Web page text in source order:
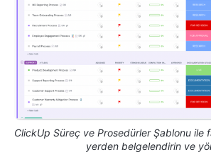
ClickUp Süreç ve Prosedürler Şablonu ile
yerden belgelendirin ve